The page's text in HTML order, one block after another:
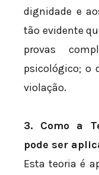
dignidade e
tão evidente
provas
psicológico; o
violação.
3. Como a
pode ser
Esta teoria é